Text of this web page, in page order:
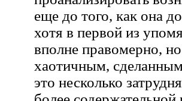
еще до того, как она
хотя в первой из
вполне правомерно,
хаотичным,
это несколько